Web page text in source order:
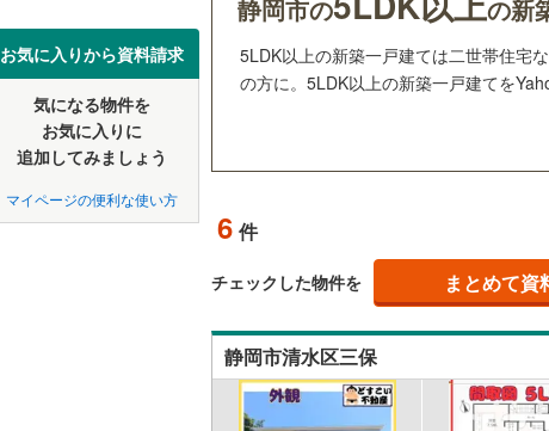
お気に入りから資料請求
気になる物件を
お気に入りに
追加してみましょう
マイページの便利な使い方
静岡市の の新
5LDK以上の新築一戸建ては二世帯住宅
の方に。5LDK以上の新築一戸建てを
6 件
チェックした物件を まとめて資
静岡市清水区三保
東海 愛知
中国 鳥取
福岡
かの地域
富士宮市(0
富士市(0)
賀茂郡東
賀茂郡松
駿東郡清
配置、向き、
前道6m以
LD
（3）
（3）